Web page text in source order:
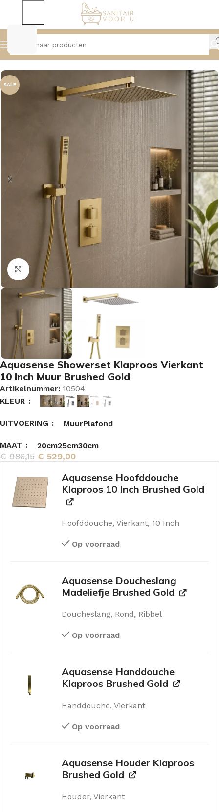
Home Douche Douchesystemen
SALE
Vergroten
Aquasense Showerset Klaproos Vierkant
10 Inch Muur Brushed Gold
Artikelnummer: 10504
KLEUR
UITVOERING MuurPlafond
MAAT 20cm25cm30cm
€986,15 € 529,00
Aquasense Hoofddouche
Klaproos 10 Inch Brushed Gold
Hoofddouche, Vierkant, 10 Inch
Op voorraad
Aquasense Doucheslang
Madeliefje Brushed Gold
Doucheslang, Rond, Ribbel
Op voorraad
Aquasense Handdouche
Klaproos Brushed Gold
Handdouche, Vierkant
Op voorraad
Aquasense Houder Klaproos
Brushed Gold
Houder, Vierkant